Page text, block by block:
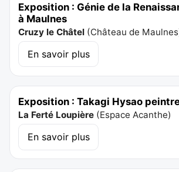
Exposition : Génie de la
à Maulnes
Cruzy le Châtel (Château de Maulnes
En savoir plus
Exposition : Takagi Hysao
La Ferté Loupière (Espace Acanthe)
En savoir plus